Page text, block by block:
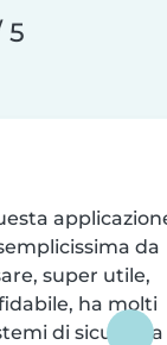
5
da
super utile,
ha molti
di sicurezza